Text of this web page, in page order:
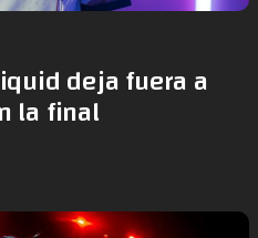
deja fuera a
la final